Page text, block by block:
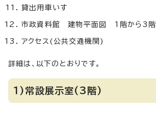
貸出用車いす
市政資料館 建物平面図 1階から3階
アクセス(公共交通機関)
詳細は、以下のとおりです。
1)常設展示室(3階)